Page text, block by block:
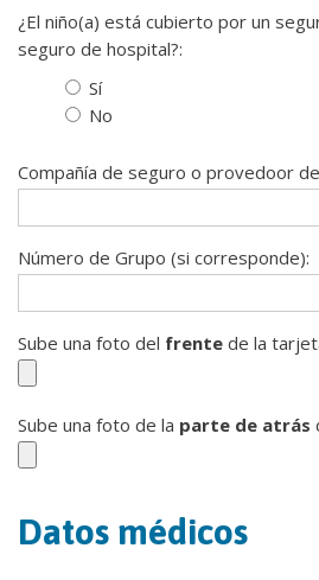
¿El niño(a) está cubierto por un
seguro de hospital?:
Sí
No
Compañía de seguro o provedoor
Número de Grupo (si corresponde):
Sube una foto del frente de la
Sube una foto de la parte de atrás
Datos médicos